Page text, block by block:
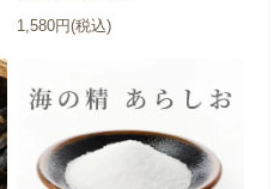
1,580円(税込)